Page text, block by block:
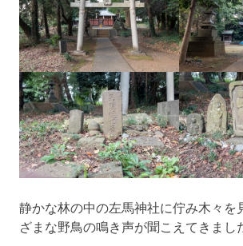
静かな林の中の左馬神社に佇み木々を
ざまな野鳥の鳴き声が聞こえてきまし